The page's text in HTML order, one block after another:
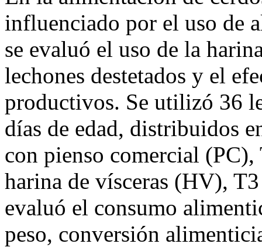
influenciado por el uso de
se evaluó el uso de la
lechones destetados y el
productivos. Se utilizó 36
días de edad, distribuidos
con pienso comercial
harina de vísceras (HV),
evaluó el consumo
peso, conversión